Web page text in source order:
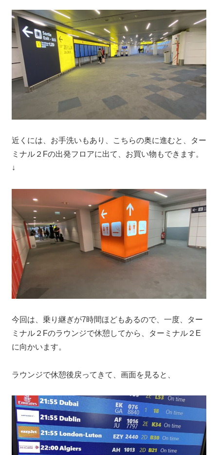
近くには、お手洗いもあり、こちらの奥に進むと、ター
ミナル２Fの出発フロアに出て、お買い物もできます。
↓
今回は、乗り継ぎが7時間ほどもあるので、一度、ター
ミナル２Fのラウンジで休憩してから、ターミナル２E
に向かいます。
ラウンジで休憩後戻ってきて、画面を見ると、